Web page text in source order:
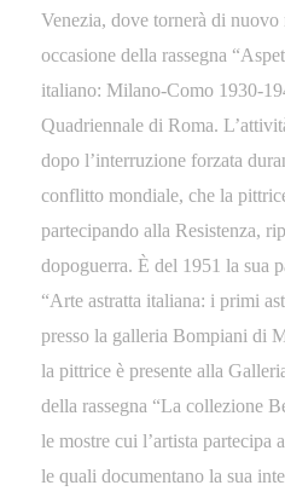
Venezia, dove tornerà di
occasione della rassegna
italiano: Milano-Como 1930-
Quadriennale di Roma.
dopo l’interruzione forzata
conflitto mondiale, che la
partecipando alla Resistenza,
dopoguerra. È del 1951 la sua
“Arte astratta italiana: i primi
presso la galleria Bompiani di
la pittrice è presente alla
della rassegna “La collezione
le mostre cui l’artista partecipa
le quali documentano la sua